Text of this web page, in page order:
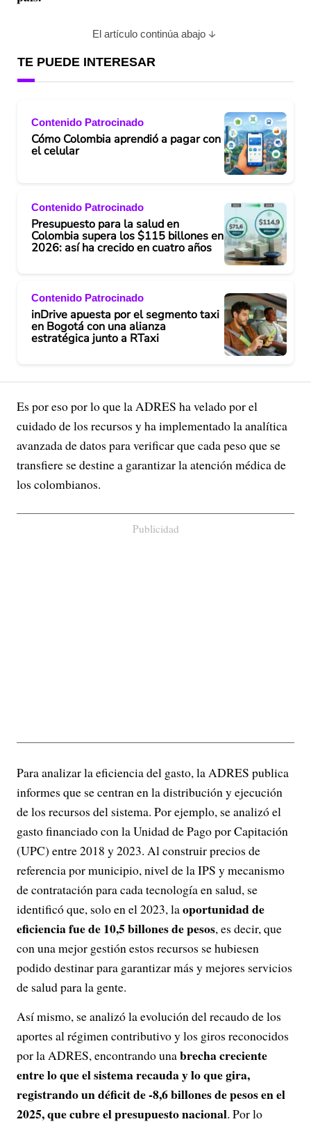
El artículo continúa abajo
TE PUEDE INTERESAR
Contenido Patrocinado
Cómo Colombia aprendió a pagar con
el celular
Contenido Patrocinado
Presupuesto para la salud en
Colombia supera los $115 billones en
2026: así ha crecido en cuatro años
Contenido Patrocinado
inDrive apuesta por el segmento taxi
en Bogotá con una alianza
estratégica junto a RTaxi
Es por eso por lo que la ADRES ha velado por el
cuidado de los recursos y ha implementado la analítica
avanzada de datos para verificar que cada peso que se
transfiere se destine a garantizar la atención médica de
los colombianos.
Publicidad
Para analizar la eficiencia del gasto, la ADRES publica
informes que se centran en la distribución y ejecución
de los recursos del sistema. Por ejemplo, se analizó el
gasto financiado con la Unidad de Pago por Capitación
(UPC) entre 2018 y 2023. Al construir precios de
referencia por municipio, nivel de la IPS y mecanismo
de contratación para cada tecnología en salud, se
identificó que, solo en el 2023, laoportunidad de
eficiencia fue de 10,5 billones de pesos, es decir, que
con una mejor gestión estos recursos se hubiesen
podido destinar para garantizar más y mejores servicios
de salud para la gente.
Así mismo, se analizó la evolución del recaudo de los
aportes al régimen contributivo y los giros reconocidos
por la ADRES, encontrando unabrecha creciente
entre lo que el sistema recauda y lo que gira,
registrando un déficit de -8,6 billones de pesos en el
2025, que cubre el presupuesto nacional. Por lo